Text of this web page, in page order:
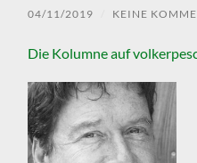
04/11/2019 KEINE
Die Kolumne auf